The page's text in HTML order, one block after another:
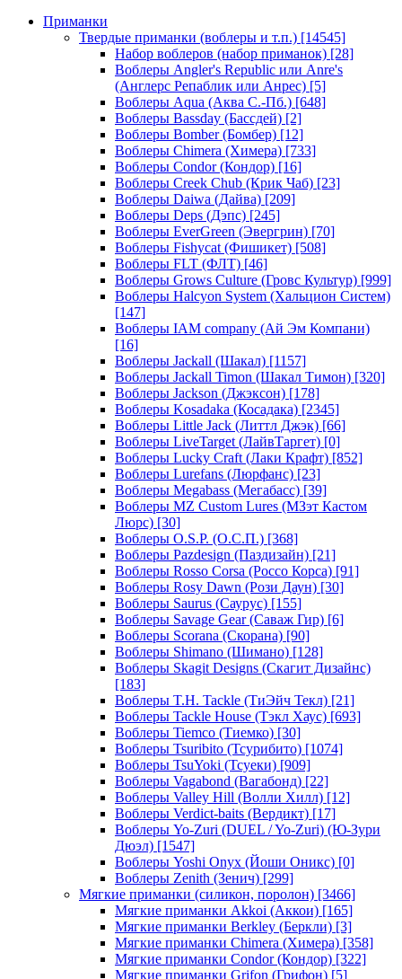
Приманки
Твердые приманки (воблеры и т.п.) [14545]
Набор воблеров (набор приманок) [28]
Воблеры Angler's Republic или Anre's
(Англерс Репаблик или Анрес) [5]
Воблеры Aqua (Аква С.-Пб.) [648]
Воблеры Bassday (Бассдей) [2]
Воблеры Bomber (Бомбер) [12]
Воблеры Chimera (Химера) [733]
Воблеры Condor (Кондор) [16]
Воблеры Creek Chub (Крик Чаб) [23]
Воблеры Daiwa (Дайва) [209]
Воблеры Deps (Дэпс) [245]
Воблеры EverGreen (Эвергрин) [70]
Воблеры Fishycat (Фишикет) [508]
Воблеры FLT (ФЛТ) [46]
Воблеры Grows Culture (Гровс Культур) [999]
Воблеры Halcyon System (Хальцион Систем)
[147]
Воблеры IAM company (Ай Эм Компани)
[16]
Воблеры Jackall (Шакал) [1157]
Воблеры Jackall Timon (Шакал Тимон) [320]
Воблеры Jackson (Джэксон) [178]
Воблеры Kosadaka (Косадака) [2345]
Воблеры Little Jack (Литтл Джэк) [66]
Воблеры LiveTarget (ЛайвТаргет) [0]
Воблеры Lucky Craft (Лаки Крафт) [852]
Воблеры Lurefans (Люрфанс) [23]
Воблеры Megabass (Мегабасс) [39]
Воблеры MZ Custom Lures (МЗэт Кастом
Люрс) [30]
Воблеры O.S.P. (О.С.П.) [368]
Воблеры Pazdesign (Паздизайн) [21]
Воблеры Rosso Corsa (Россо Корса) [91]
Воблеры Rosy Dawn (Рози Даун) [30]
Воблеры Saurus (Саурус) [155]
Воблеры Savage Gear (Саваж Гир) [6]
Воблеры Scorana (Скорана) [90]
Воблеры Shimano (Шимано) [128]
Воблеры Skagit Designs (Скагит Дизайнс)
[183]
Воблеры T.H. Tackle (ТиЭйч Текл) [21]
Воблеры Tackle House (Тэкл Хаус) [693]
Воблеры Tiemco (Тиемко) [30]
Воблеры Tsuribito (Тсурибито) [1074]
Воблеры TsuYoki (Тсуеки) [909]
Воблеры Vagabond (Вагабонд) [22]
Воблеры Valley Hill (Волли Хилл) [12]
Воблеры Verdict-baits (Вердикт) [17]
Воблеры Yo-Zuri (DUEL / Yo-Zuri) (Ю-Зури
Дюэл) [1547]
Воблеры Yoshi Onyx (Йоши Оникс) [0]
Воблеры Zenith (Зенич) [299]
Мягкие приманки (силикон, поролон) [3466]
Мягкие приманки Akkoi (Аккои) [165]
Мягкие приманки Berkley (Беркли) [3]
Мягкие приманки Chimera (Химера) [358]
Мягкие приманки Condor (Кондор) [322]
Мягкие приманки Grifon (Грифон) [5]